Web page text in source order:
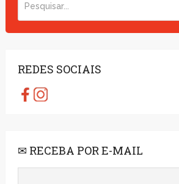
REDES SOCIAIS
✉ RECEBA POR E-MAIL